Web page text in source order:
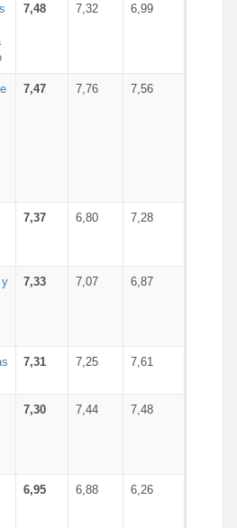
7,48 7,32 6,99
7,47 7,76 7,56
7,37 6,80 7,28
y
7,33 7,07 6,87
7,31 7,25 7,61
7,30 7,44 7,48
6,95 6,88 6,26